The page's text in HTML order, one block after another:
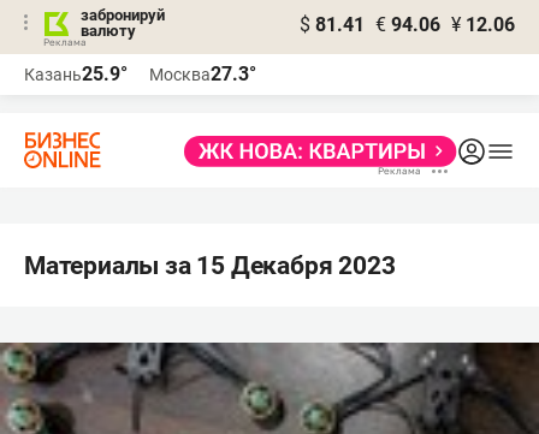
забронируй
валюту
$ 81.41 € 94.06 ¥ 12.06
Казань25.9° Москва27.3°
Материалы за 15 Декабря 2023